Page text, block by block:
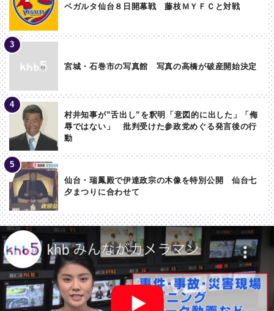
ベガルタ仙台８日開幕戦 藤枝ＭＹＦＣと対戦
宮城・石巻市の写真館 写真の高橋が破産開始決定
村井知事が”舌出し”を釈明「意図的に出した」「侮
辱ではない」 批判受けた参政党めぐる発言後の行
動
仙台・瑞鳳殿で伊達政宗の木像を特別公開 仙台七
夕まつりに合わせて